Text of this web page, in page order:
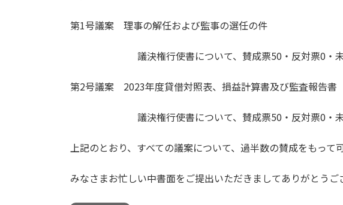
第1号議案 理事の解任および監事の選任の件
議決権行使書について、賛成票50・反対票0・未
第2号議案 2023年度貸借対照表、損益計算書及び監査報告書
議決権行使書について、賛成票50・反対票0・未
上記のとおり、すべての議案について、過半数の賛成をもって
みなさまお忙しい中書面をご提出いただきましてありがとうご